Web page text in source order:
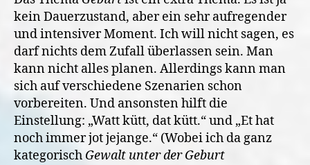
kein Dauerzustand, aber ein sehr aufregender
und intensiver Moment. Ich will nicht sagen, es
darf nichts dem Zufall überlassen sein. Man
kann nicht alles planen. Allerdings kann man
sich auf verschiedene Szenarien schon
vorbereiten. Und ansonsten hilft die
Einstellung: „Watt kütt, dat kütt.“ und „Et hat
noch immer jot jejange.“ (Wobei ich da ganz
kategorisch Gewalt unter der Geburt